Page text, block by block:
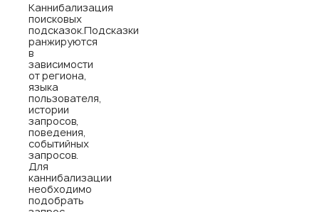
Каннибализация
поисковых
подсказок.Подсказки
ранжируются
в
зависимости
от региона,
языка
пользователя,
истории
запросов,
поведения,
событийных
запросов.
Для
каннибализации
необходимо
подобрать